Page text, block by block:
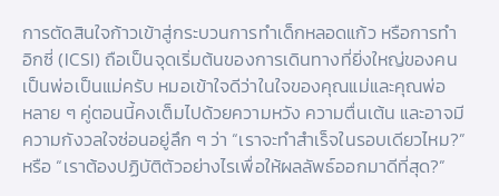
การตัดสินใจก้าวเข้าสู่กระบวนการทำเด็กหลอดแก้ว หรือการทำ
อิกซี่ (ICSI) ถือเป็นจุดเริ่มต้นของการเดินทางที่ยิ่งใหญ่ของคน
เป็นพ่อเป็นแม่ครับ หมอเข้าใจดีว่าในใจของคุณแม่และคุณพ่อ
หลาย ๆ คู่ตอนนี้คงเต็มไปด้วยความหวัง ความตื่นเต้น และอาจมี
ความกังวลใจซ่อนอยู่ลึก ๆ ว่า “เราจะทำสำเร็จในรอบเดียวไหม?”
หรือ “เราต้องปฏิบัติตัวอย่างไรเพื่อให้ผลลัพธ์ออกมาดีที่สุด?”